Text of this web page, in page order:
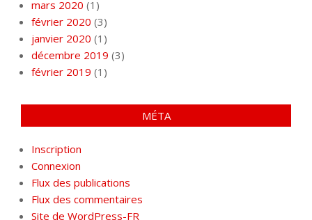
mars 2020 (1)
février 2020 (3)
janvier 2020 (1)
décembre 2019 (3)
février 2019 (1)
MÉTA
Inscription
Connexion
Flux des publications
Flux des commentaires
Site de WordPress-FR